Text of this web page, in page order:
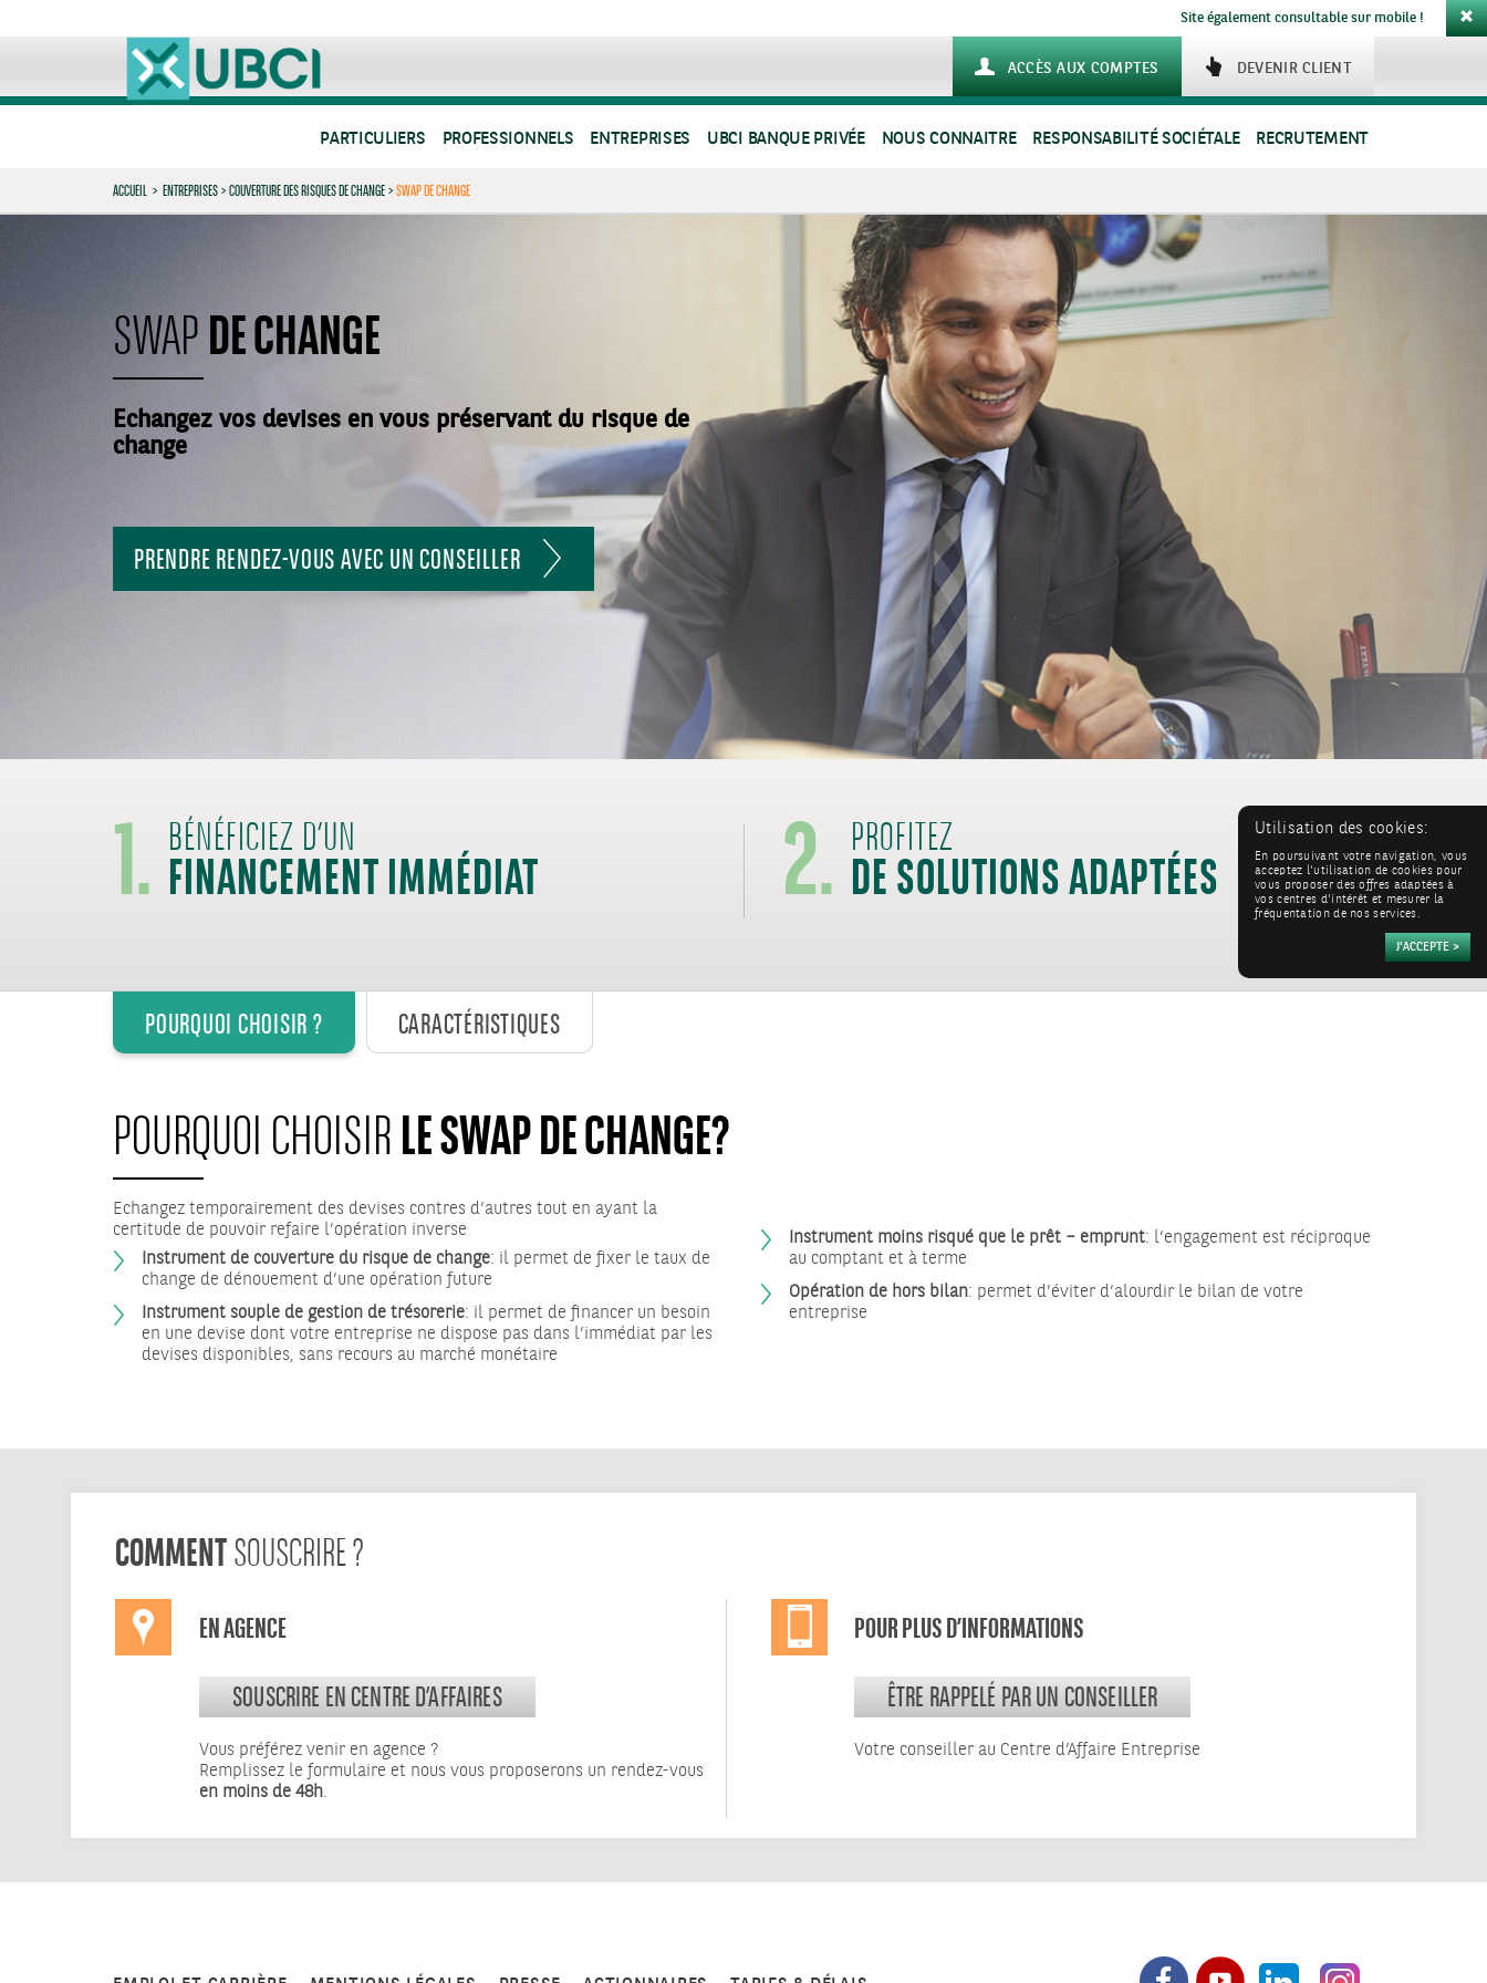
Site également consultable sur mobile !
DEVENIR CLIENT
ACCÈS AUX COMPTES
PARTICULIERS PROFESSIONNELS ENTREPRISES UBCI BANQUE PRIVÉE NOUS CONNAITRE RESPONSABILITÉ SOCIÉTALE RECRUTEMENT
ACCUEIL > ENTREPRISES>COUVERTURE DES RISQUES DE CHANGE>SWAP DE CHANGE
SWAPDE CHANGE
Echangez vos devises en vous préservant du risque de
change
PRENDRE RENDEZ-VOUS AVEC UN CONSEILLER
1. BÉNÉFICIEZ D’UN
FINANCEMENT IMMÉDIAT 2. PROFITEZ
DE SOLUTIONS ADAPTÉES
POURQUOI CHOISIR ? CARACTÉRISTIQUES
POURQUOI CHOISIRLE SWAP DE CHANGE?
Echangez temporairement des devises contres d’autres tout en ayant la
certitude de pouvoir refaire l’opération inverse
Instrument de couverture du risque de change: il permet de fixer le taux de
change de dénouement d’une opération future
Instrument souple de gestion de trésorerie: il permet de financer un besoin
en une devise dont votre entreprise ne dispose pas dans l’immédiat par les
devises disponibles, sans recours au marché monétaire
Instrument moins risqué que le prêt – emprunt: l’engagement est réciproque
au comptant et à terme
Opération de hors bilan: permet d’éviter d’alourdir le bilan de votre
entreprise
COMMENTSOUSCRIRE ?
EN AGENCE
SOUSCRIRE EN CENTRE D’AFFAIRES
Vous préférez venir en agence ?
Remplissez le formulaire et nous vous proposerons un rendez-vous
en moins de 48h.
POUR PLUS D’INFORMATIONS
ÊTRE RAPPELÉ PAR UN CONSEILLER
Votre conseiller au Centre d’Affaire Entreprise
Utilisation des cookies:
En poursuivant votre navigation, vous
acceptez l'utilisation de cookies pour
vous proposer des offres adaptées à
vos centres d'intérêt et mesurer la
fréquentation de nos services.